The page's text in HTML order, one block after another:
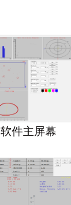
软件主屏幕